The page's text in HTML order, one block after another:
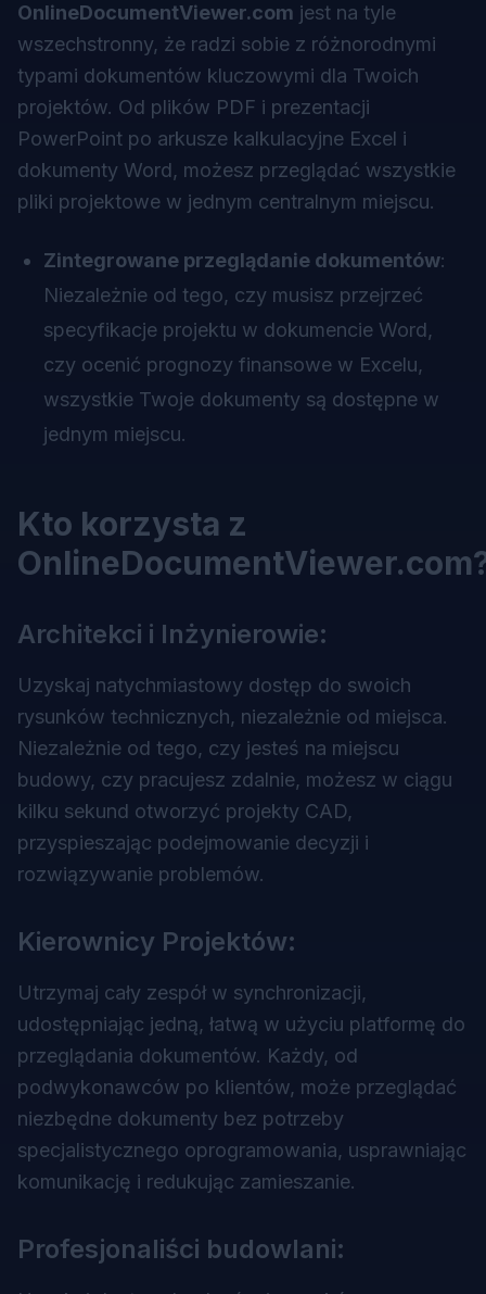
OnlineDocumentViewer.com jest na tyle
wszechstronny, że radzi sobie z różnorodnymi
typami dokumentów kluczowymi dla Twoich
projektów. Od plików PDF i prezentacji
PowerPoint po arkusze kalkulacyjne Excel i
dokumenty Word, możesz przeglądać wszystkie
pliki projektowe w jednym centralnym miejscu.
Zintegrowane przeglądanie dokumentów:
Niezależnie od tego, czy musisz przejrzeć
specyfikacje projektu w dokumencie Word,
czy ocenić prognozy finansowe w Excelu,
wszystkie Twoje dokumenty są dostępne w
jednym miejscu.
Kto korzysta z
Architekci i Inżynierowie:
Uzyskaj natychmiastowy dostęp do swoich
rysunków technicznych, niezależnie od miejsca.
Niezależnie od tego, czy jesteś na miejscu
budowy, czy pracujesz zdalnie, możesz w ciągu
kilku sekund otworzyć projekty CAD,
przyspieszając podejmowanie decyzji i
rozwiązywanie problemów.
Kierownicy Projektów:
Utrzymaj cały zespół w synchronizacji,
udostępniając jedną, łatwą w użyciu platformę do
przeglądania dokumentów. Każdy, od
podwykonawców po klientów, może przeglądać
niezbędne dokumenty bez potrzeby
specjalistycznego oprogramowania, usprawniając
komunikację i redukując zamieszanie.
Profesjonaliści budowlani: